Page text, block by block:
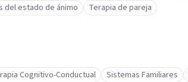
del estado de ánimo Terapia de pareja
Cognitivo-Conductual Sistemas Familiares